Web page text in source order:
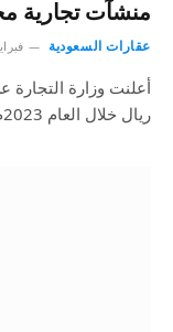
منشآت تجارية
عقارات السعودية فبراير 5,
ريال خلال العام 2023م بحق منشآت غير ممتثلة لنظام مكافحة…